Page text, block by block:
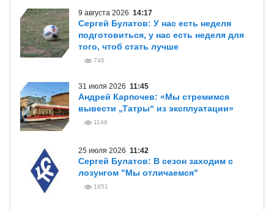
9 августа 2026 14:17
Сергей Булатов: У нас есть неделя
подготовиться, у нас есть неделя для
того, чтоб стать лучше
746
31 июля 2026 11:45
Андрей Карпочев: «Мы стремимся
вывести „Татры“ из эксплуатации»
1148
25 июля 2026 11:42
Сергей Булатов: В сезон заходим с
лозунгом "Мы отличаемся"
1851